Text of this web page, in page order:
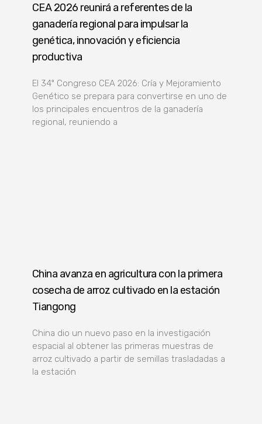
CEA 2026 reunirá a referentes de la
ganadería regional para impulsar la
genética, innovación y eficiencia
productiva
El 34º Congreso CEA 2026: Cría y Mejoramiento
Genético se prepara para convertirse en uno de
los principales encuentros de la ganadería
regional, reuniendo a
China avanza en agricultura con la primera
cosecha de arroz cultivado en la estación
Tiangong
China dio un nuevo paso en la investigación
espacial al obtener las primeras muestras de
arroz cultivado a partir de semillas trasladadas a
la estación